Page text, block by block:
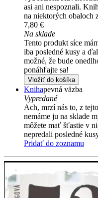
asi ani nespoznali.
na niektorých obaloch
7,80 €
Na sklade
Tento produkt síce
iba posledné kusy a
možné, že bude
ponáhľajte sa!
Vložiť do košíka
Knihapevná väzba
Vypredané
Ach, mrzí nás to, z
nemáme ju na sklade
môžete mať šťastie v
nepredali posledné
Pridať do zoznamu